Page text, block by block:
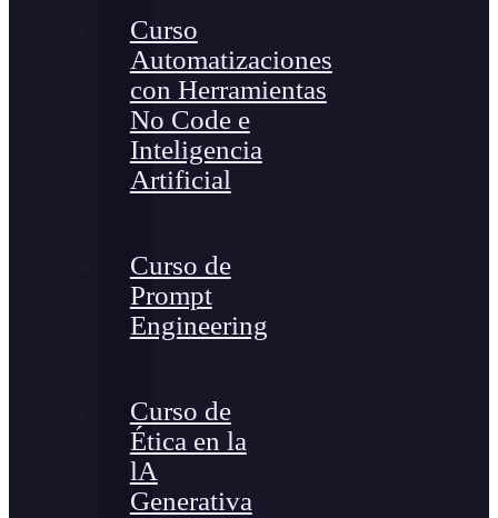
Curso
Automatizaciones
con Herramientas
No Code e
Inteligencia
Artificial
Curso de
Prompt
Engineering
Curso de
Ética en la
lA
Generativa